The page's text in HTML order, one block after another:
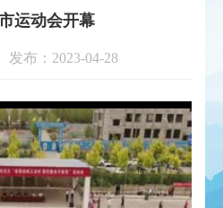
运动会开幕
发布：2023-04-28